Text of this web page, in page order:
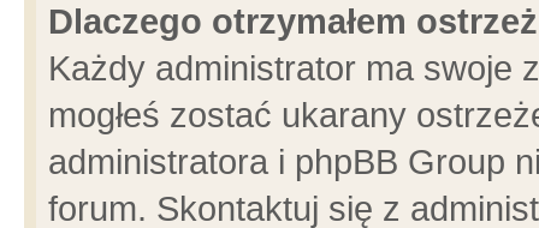
Dlaczego otrzymałem
Każdy administrator ma swoje
mogłeś zostać ukarany
administratora i phpBB Group
forum. Skontaktuj się z